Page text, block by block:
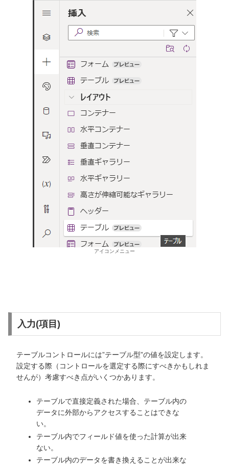
アイコンメニュー
入力(項目)
テーブルコントロールには”テーブル型”の値を設定します。
設定する際（コントロールを選定する際にすべきかもしれま
せんが）考慮すべき点がいくつかあります。
テーブルで直接定義された場合、テーブル内の
データに外部からアクセスすることはできな
い。
テーブル内でフィールド値を使った計算が出来
ない。
テーブル内のデータを書き換えることが出来な